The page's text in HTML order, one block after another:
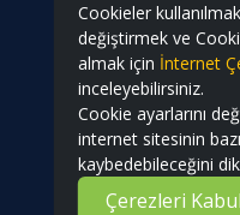
Cookieler
değiştirmek ve
almak için İnternet
inceleyebilirsiniz.
Cookie ayarlarını
internet sitesinin
kaybedebileceğini
Çerezleri Kabul